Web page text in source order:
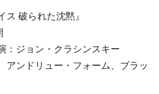
ス 破られた沈黙』
：ジョン・クラシンスキー
アンドリュー・フォーム、ブラッ